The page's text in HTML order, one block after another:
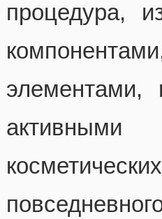
процедура,
элементами,